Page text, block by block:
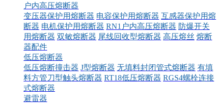
户内高压熔断器
变压器保护用熔断器 电容保护用熔断器 互感器保护用熔
断器 电机保护用熔断器 RN1户内高压熔断器 防爆开关
用熔断器 双敏熔断器 尾线回收型熔断器 高压熔丝 熔断
器配件
低压熔断器
低压熔断撞击器 J型熔断器 无填料封闭管式熔断器 有填
料方管刀型触头熔断器 RT18低压熔断器 RGS4螺栓连接
式熔断器
避雷器